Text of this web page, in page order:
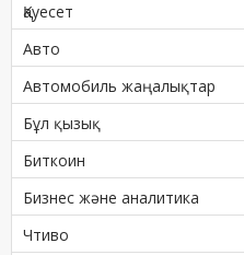
Қауесет
Авто
Автомобиль жаңалықтар
Бұл қызық
Биткоин
Бизнес және аналитика
Чтиво